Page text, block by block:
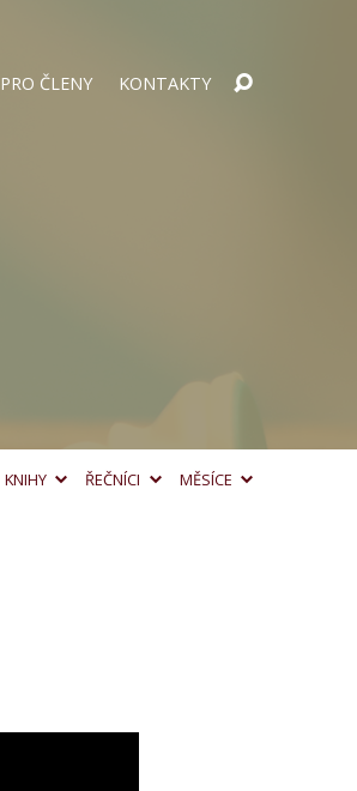
PRO ČLENY KONTAKTY
KNIHY ŘEČNÍCI MĚSÍCE